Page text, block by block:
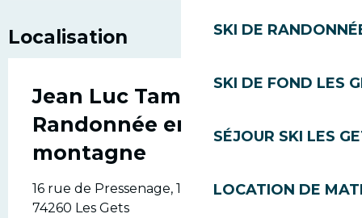
SKI DE
SKI DE FOND LES
SÉJOUR SKI LES
LOCATION DE
Localisation
Jean Luc Tamanini -
Randonnée en moyenne
montagne
16 rue de Pressenage, 16 rue de Pressenage,
74260 Les Gets